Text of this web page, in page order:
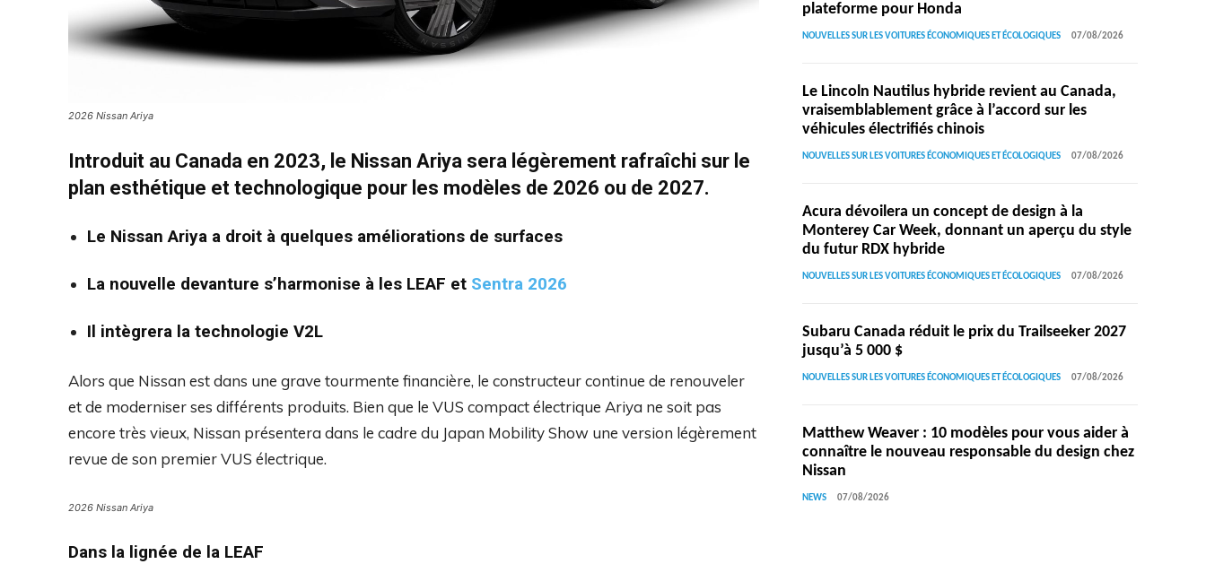
2026 Nissan Ariya
Introduit au Canada en 2023, le Nissan Ariya sera légèrement rafraîchi sur le
plan esthétique et technologique pour les modèles de 2026 ou de 2027.
Le Nissan Ariya a droit à quelques améliorations de surfaces
La nouvelle devanture s’harmonise à les LEAF et Sentra 2026
Il intègrera la technologie V2L
Alors que Nissan est dans une grave tourmente financière, le constructeur continue de renouveler
et de moderniser ses différents produits. Bien que le VUS compact électrique Ariya ne soit pas
encore très vieux, Nissan présentera dans le cadre du Japan Mobility Show une version légèrement
revue de son premier VUS électrique.
2026 Nissan Ariya
Dans la lignée de la LEAF
plateforme pour Honda
NOUVELLES SUR LES VOITURES ÉCONOMIQUES ET ÉCOLOGIQUES 07/08/2026
Le Lincoln Nautilus hybride revient au Canada,
vraisemblablement grâce à l’accord sur les
véhicules électrifiés chinois
NOUVELLES SUR LES VOITURES ÉCONOMIQUES ET ÉCOLOGIQUES 07/08/2026
Acura dévoilera un concept de design à la
Monterey Car Week, donnant un aperçu du style
du futur RDX hybride
NOUVELLES SUR LES VOITURES ÉCONOMIQUES ET ÉCOLOGIQUES 07/08/2026
Subaru Canada réduit le prix du Trailseeker 2027
jusqu’à 5 000 $
NOUVELLES SUR LES VOITURES ÉCONOMIQUES ET ÉCOLOGIQUES 07/08/2026
Matthew Weaver : 10 modèles pour vous aider à
connaître le nouveau responsable du design chez
Nissan
NEWS 07/08/2026